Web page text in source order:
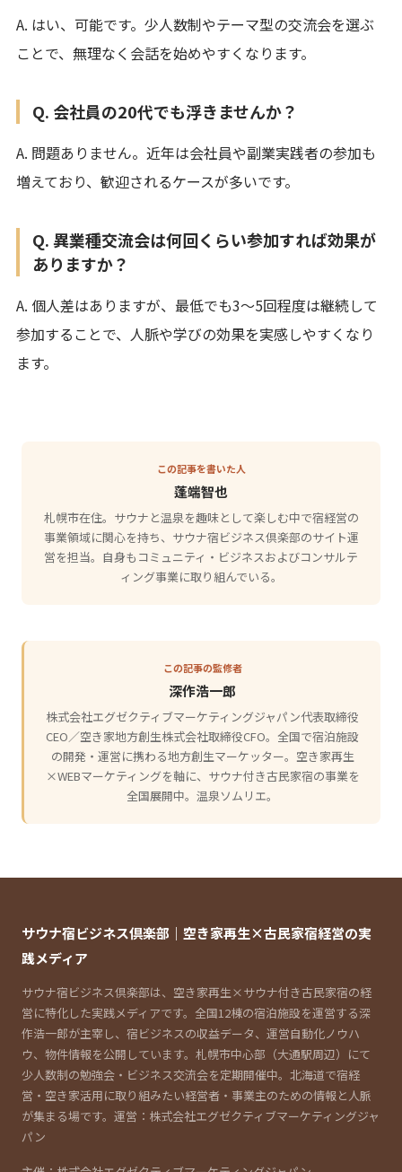
A. はい、可能です。少人数制やテーマ型の交流会を選ぶ
ことで、無理なく会話を始めやすくなります。
Q. 会社員の20代でも浮きませんか？
A. 問題ありません。近年は会社員や副業実践者の参加も
増えており、歓迎されるケースが多いです。
Q. 異業種交流会は何回くらい参加すれば効果が
ありますか？
A. 個人差はありますが、最低でも3〜5回程度は継続して
参加することで、人脈や学びの効果を実感しやすくなり
ます。
この記事を書いた人
蓬端智也
札幌市在住。サウナと温泉を趣味として楽しむ中で宿経営の
事業領域に関心を持ち、サウナ宿ビジネス倶楽部のサイト運
営を担当。自身もコミュニティ・ビジネスおよびコンサルテ
ィング事業に取り組んでいる。
この記事の監修者
深作浩一郎
株式会社エグゼクティブマーケティングジャパン代表取締役
CEO／空き家地方創生株式会社取締役CFO。全国で宿泊施設
の開発・運営に携わる地方創生マーケッター。空き家再生
×WEBマーケティングを軸に、サウナ付き古民家宿の事業を
全国展開中。温泉ソムリエ。
サウナ宿ビジネス倶楽部｜空き家再生×古民家宿経営の実
践メディア
サウナ宿ビジネス倶楽部は、空き家再生×サウナ付き古民家宿の経
営に特化した実践メディアです。全国12棟の宿泊施設を運営する深
作浩一郎が主宰し、宿ビジネスの収益データ、運営自動化ノウハ
ウ、物件情報を公開しています。札幌市中心部（大通駅周辺）にて
少人数制の勉強会・ビジネス交流会を定期開催中。北海道で宿経
営・空き家活用に取り組みたい経営者・事業主のための情報と人脈
が集まる場です。運営：株式会社エグゼクティブマーケティングジャ
パン